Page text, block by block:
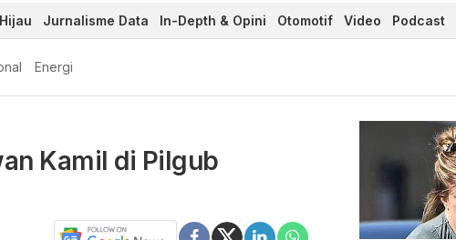
Jurnalisme Data In-Depth & Opini Otomotif Video Podcast
Energi
Kamil di Pilgub